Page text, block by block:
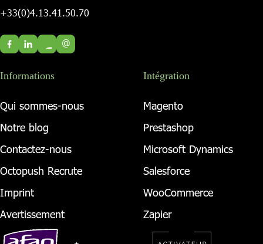
+33(0)4.13.41.50.70
@
Informations
Qui sommes-nous
Notre blog
Contactez-nous
Octopush Recrute
Imprint
Avertissement
Intégration
Magento
Prestashop
Microsoft Dynamics
Salesforce
WooCommerce
Zapier